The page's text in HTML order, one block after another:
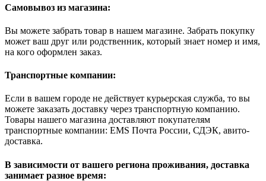
Самовывоз из магазина:
Вы можете забрать товар в нашем магазине. Забрать покупку
может ваш друг или родственник, который знает номер и имя,
на кого оформлен заказ.
Транспортные компании:
Если в вашем городе не действует курьерская служба, то вы
можете заказать доставку через транспортную компанию.
Товары нашего магазина доставляют покупателям
транспортные компании: EMS Почта России, СДЭК, авито-
доставка.
В зависимости от вашего региона проживания, доставка
занимает разное время: